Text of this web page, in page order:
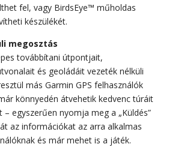
fel, vagy BirdsEye™ műholdas
készülékét.
megosztás
továbbítani útpontjait,
és geoládáit vezeték nélküli
más Garmin GPS felhasználók
könnyedén átvehetik kedvenc túráit
– egyszerűen nyomja meg a „Küldés”
az információkat az arra alkalmas
és már mehet is a játék.